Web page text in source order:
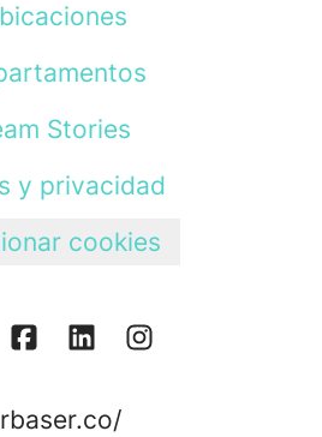
Stories
y privacidad
cookies